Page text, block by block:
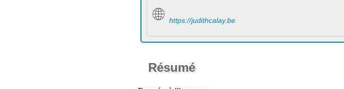
https://judithcalay.be
Résumé